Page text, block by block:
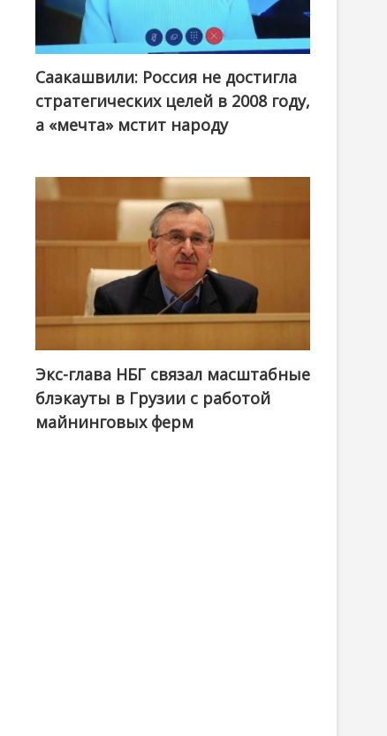
Саакашвили: Россия не достигла
стратегических целей в 2008 году,
а «мечта» мстит народу
Экс-глава НБГ связал масштабные
блэкауты в Грузии с работой
майнинговых ферм